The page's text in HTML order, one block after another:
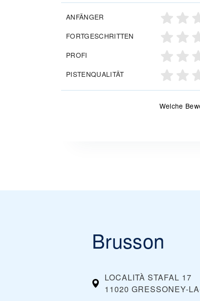
ANFÄNGER
FORTGESCHRITTEN
PROFI
PISTENQUALITÄT
Welche
Brusson
LOCALITÀ STAFAL 17
11020 GRESSONEY-